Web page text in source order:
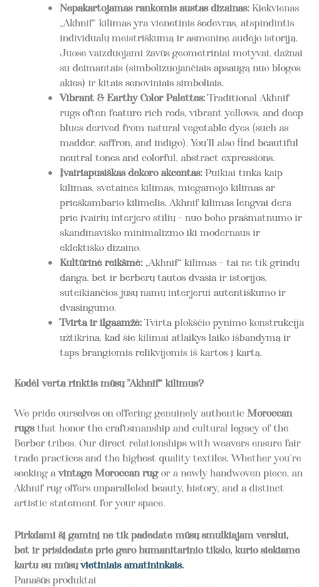
Nepakartojamas rankomis austas dizainas:Kiekvienas
„Akhnif“ kilimas yra vienetinis šedevras, atspindintis
individualų meistriškumą ir asmeninę audėjo istoriją.
Juose vaizduojami žavūs geometriniai motyvai, dažnai
su deimantais (simbolizuojančiais apsaugą nuo blogos
akies) ir kitais senoviniais simboliais.
Vibrant & Earthy Color Palettes:Traditional Akhnif
rugs often feature rich reds, vibrant yellows, and deep
blues derived from natural vegetable dyes (such as
madder, saffron, and indigo). You’ll also find beautiful
neutral tones and colorful, abstract expressions.
Įvairiapusiškas dekoro akcentas:Puikiai tinka kaip
kilimas, svetainės kilimas, miegamojo kilimas ar
prieškambario kilimėlis. Akhnif kilimas lengvai dera
prie įvairių interjero stilių - nuo boho prašmatnumo ir
skandinaviško minimalizmo iki modernaus ir
eklektiško dizaino.
Kultūrinė reikšmė:„Akhnif“ kilimas - tai ne tik grindų
danga, bet ir berberų tautos dvasia ir istorijos,
suteikiančios jūsų namų interjerui autentiškumo ir
dvasingumo.
Tvirta ir ilgaamžė:Tvirta plokščio pynimo konstrukcija
užtikrina, kad šie kilimai atlaikys laiko išbandymą ir
taps brangiomis relikvijomis iš kartos į kartą.
Kodėl verta rinktis mūsų "Akhnif“ kilimus?
We pride ourselves on offering genuinely authentic Moroccan
rugsthat honor the craftsmanship and cultural legacy of the
Berber tribes. Our direct relationships with weavers ensure fair
trade practices and the highest quality textiles. Whether you’re
seeking avintage Moroccan rugor a newly handwoven piece, an
Akhnif rug offers unparalleled beauty, history, and a distinct
artistic statement for your space.
Pirkdami šį gaminį ne tik padedate mūsų smulkiajam verslui,
bet ir prisidedate prie gero humanitarinio tikslo, kurio siekiame
kartu su mūsųvietiniais amatininkais.
Panašūs produktai